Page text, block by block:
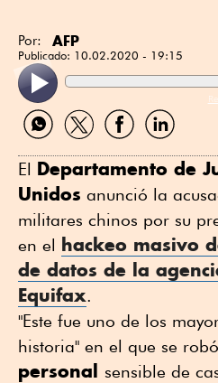
Por: AFP
Publicado: 10.02.2020 - 19:15
Compartir
por
Compartir
por
Compartir
por
Compartir
por
El Departamento de
Unidos anunció la
militares chinos por su
en el hackeo masivo
de datos de la
Equifax.
"Este fue uno de los
historia" en el que se
personal sensible de